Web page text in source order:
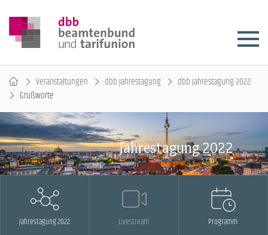
Veranstaltungen dbb Jahrestagung
dbb Jahrestagung 2022
Grußworte
Jahrestagung 2022
Jahrestagung 2022 Livestream Programm